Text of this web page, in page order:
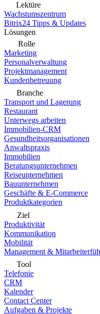
Lektüre
Wachstumszentrum
Bitrix24 Tipps & Updates
Lösungen
Rolle
Marketing
Personalverwaltung
Projektmanagement
Kundenbetreuung
Branche
Transport und Lagerung
Restaurant
Unterwegs arbeiten
Immobilien-CRM
Gesundheitsorganisationen
Anwaltspraxis
Immobilien
Beratungsunternehmen
Reiseunternehmen
Bauunternehmen
Geschäfte & E-Commerce
Produktkategorien
Ziel
Produktivität
Kommunikation
Mobilität
Management &
Tool
Telefonie
CRM
Kalender
Contact Center
Aufgaben & Projekte